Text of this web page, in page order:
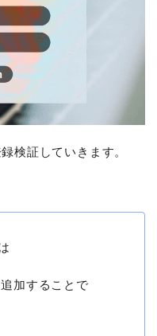
検証していきます。
加することで